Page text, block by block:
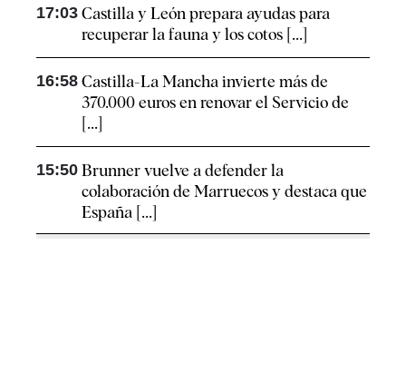
17:03 Castilla y León prepara ayudas para
recuperar la fauna y los cotos [...]
16:58 Castilla-La Mancha invierte más de
370.000 euros en renovar el Servicio de
[...]
15:50 Brunner vuelve a defender la
colaboración de Marruecos y destaca que
España [...]